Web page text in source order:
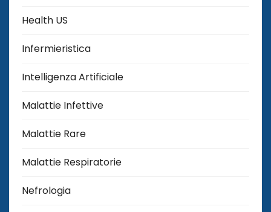
Health US
Infermieristica
Intelligenza Artificiale
Malattie Infettive
Malattie Rare
Malattie Respiratorie
Nefrologia